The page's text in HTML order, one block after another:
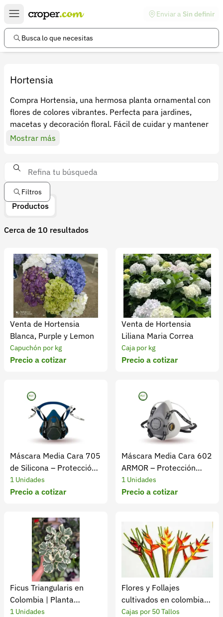
Enviar a Sin definir
Busca lo que necesitas
Hortensia
Compra Hortensia, una hermosa planta ornamental con
flores de colores vibrantes. Perfecta para jardines,
macetas y decoración floral. Fácil de cuidar y mantener
Mostrar más
Filtros
Productos
Cerca de 10 resultados
Venta de Hortensia
Blanca, Purple y Lemon
Capuchón por kg
Precio a cotizar
Venta de Hortensia
Liliana Maria Correa
Caja por kg
Precio a cotizar
Máscara Media Cara 705
de Silicona – Protección
Agro e Industria
1 Unidades
Precio a cotizar
Máscara Media Cara 602
ARMOR – Protección
Respiratoria Agro e
Industria
1 Unidades
Precio a cotizar
Ficus Triangularis en
Colombia | Planta
Decorativa Premium
1 Unidades
Flores y Follajes
cultivados en colombia
x50 tallos
Cajas por 50 Tallos
Enlaces de interés
Preguntas frecuentes
Ayuda
Términos y condiciones
Política de devoluciones
Cuenta
Iniciar sesión
Registrarse
Recuperar contraseña
Soporte
+57 323 2931928
contacto@croper.com
Versión 5.45.0
Síguenos